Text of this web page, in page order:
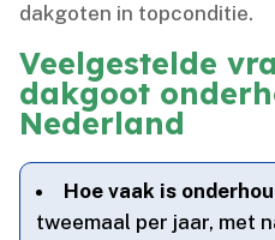
dakgoten in topconditie.​
Veelgestelde
dakgoot
Nederland
Hoe vaak is
tweemaal per jaar, met